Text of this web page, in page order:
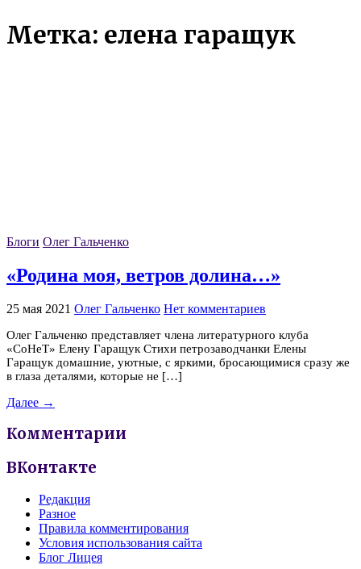
Метка: елена гаращук
Блоги Олег Гальченко
«Родина моя, ветров долина…»
25 мая 2021 Олег Гальченко Нет комментариев
Олег Гальченко представляет члена литературного клуба
«СоНеТ» Елену Гаращук Стихи петрозаводчанки Елены
Гаращук домашние, уютные, с яркими, бросающимися сразу же
в глаза деталями, которые не […]
Далее →
Комментарии
ВКонтакте
Редакция
Разное
Правила комментирования
Условия использования сайта
Блог Лицея